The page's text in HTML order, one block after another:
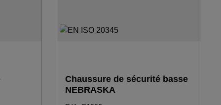
Chaussure de sécurité basse
NEBRASKA